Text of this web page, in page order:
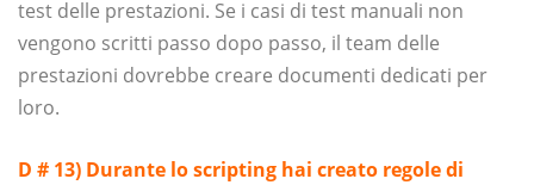
test delle prestazioni. Se i casi di test manuali non
vengono scritti passo dopo passo, il team delle
prestazioni dovrebbe creare documenti dedicati per
loro.
D # 13) Durante lo scripting hai creato regole di